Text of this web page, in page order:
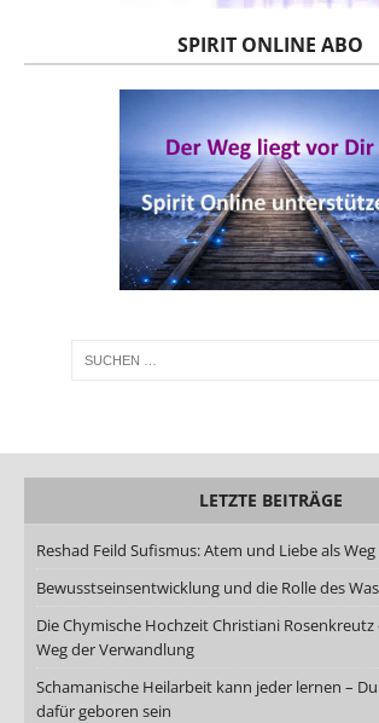
SPIRIT ONLINE ABO
LETZTE BEITRÄGE
Reshad Feild Sufismus: Atem und Liebe als Weg
Bewusstseinsentwicklung und die Rolle des
Die Chymische Hochzeit Christiani Rosenkreutz
Weg der Verwandlung
Schamanische Heilarbeit kann jeder lernen –
dafür geboren sein